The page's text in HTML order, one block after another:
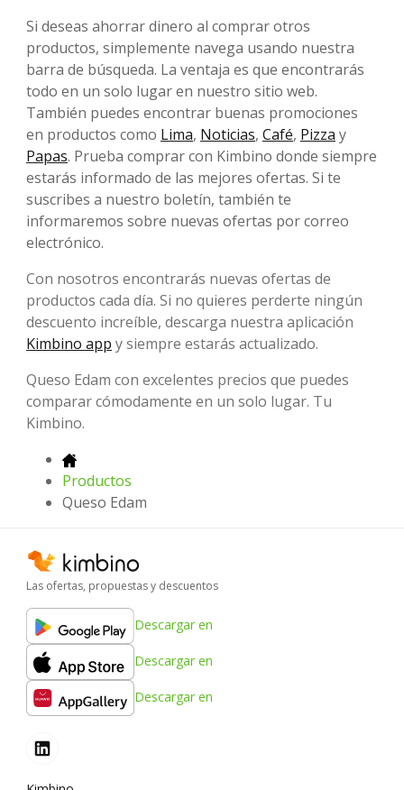
Si deseas ahorrar dinero al comprar otros
productos, simplemente navega usando nuestra
barra de búsqueda. La ventaja es que encontrarás
todo en un solo lugar en nuestro sitio web.
También puedes encontrar buenas promociones
en productos como Lima, Noticias, Café, Pizza y
Papas. Prueba comprar con Kimbino donde siempre
estarás informado de las mejores ofertas. Si te
suscribes a nuestro boletín, también te
informaremos sobre nuevas ofertas por correo
electrónico.
Con nosotros encontrarás nuevas ofertas de
productos cada día. Si no quieres perderte ningún
descuento increíble, descarga nuestra aplicación
Kimbino app y siempre estarás actualizado.
Queso Edam con excelentes precios que puedes
comparar cómodamente en un solo lugar. Tu
Kimbino.
Productos
Queso Edam
Las ofertas, propuestas y descuentos
Descargar en
Descargar en
Descargar en